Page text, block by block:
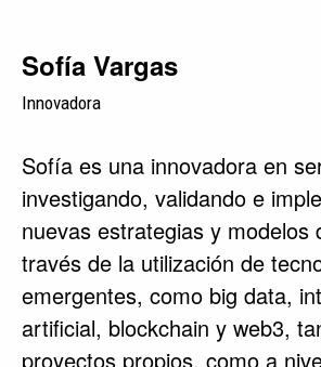
Sofía Vargas
Innovadora
Sofía es una innovadora en
investigando, validando e
nuevas estrategias y modelos
través de la utilización de
emergentes, como big data,
artificial, blockchain y web3,
proyectos propios, como a